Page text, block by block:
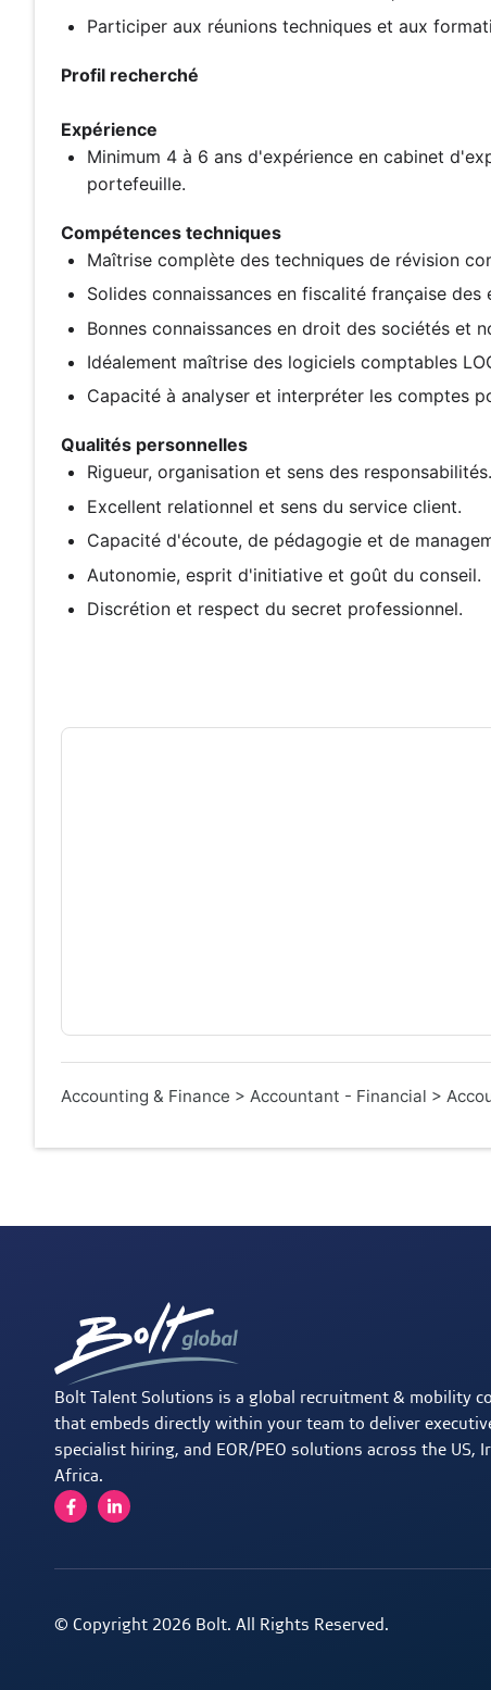
Participer aux réunions techniques et aux
Profil recherché
Expérience
Minimum 4 à 6 ans d'expérience en cabinet
portefeuille.
Compétences techniques
Maîtrise complète des techniques de révision
Solides connaissances en fiscalité française des
Bonnes connaissances en droit des sociétés et
Idéalement maîtrise des logiciels comptables
Capacité à analyser et interpréter les comptes
Qualités personnelles
Rigueur, organisation et sens des responsabilités.
Excellent relationnel et sens du service client.
Capacité d'écoute, de pédagogie et de
Autonomie, esprit d'initiative et goût du conseil.
Discrétion et respect du secret professionnel.
Accounting & Finance > Accountant - Financial >
Bolt Talent Solutions is a global recruitment & mobility
that embeds directly within your team to deliver
specialist hiring, and EOR/PEO solutions across the US,
Africa.
© Copyright 2026 Bolt. All Rights Reserved.